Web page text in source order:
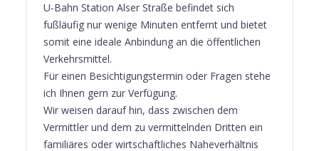
U-Bahn Station Alser Straße befindet sich
fußläufig nur wenige Minuten entfernt und bietet
somit eine ideale Anbindung an die öffentlichen
Verkehrsmittel.
Für einen Besichtigungstermin oder Fragen stehe
ich Ihnen gern zur Verfügung.
Wir weisen darauf hin, dass zwischen dem
Vermittler und dem zu vermittelnden Dritten ein
familiäres oder wirtschaftliches Naheverhältnis